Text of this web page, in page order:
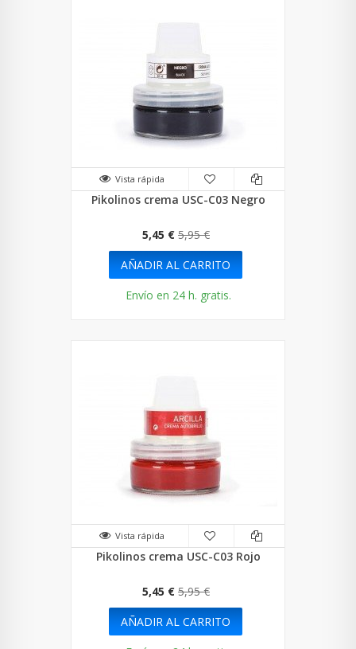
Vista rápida
Pikolinos crema USC-C03 Negro
5,45 € 5,95 €
AÑADIR AL CARRITO
Envío en 24 h. gratis.
Vista rápida
Pikolinos crema USC-C03 Rojo
5,45 € 5,95 €
AÑADIR AL CARRITO